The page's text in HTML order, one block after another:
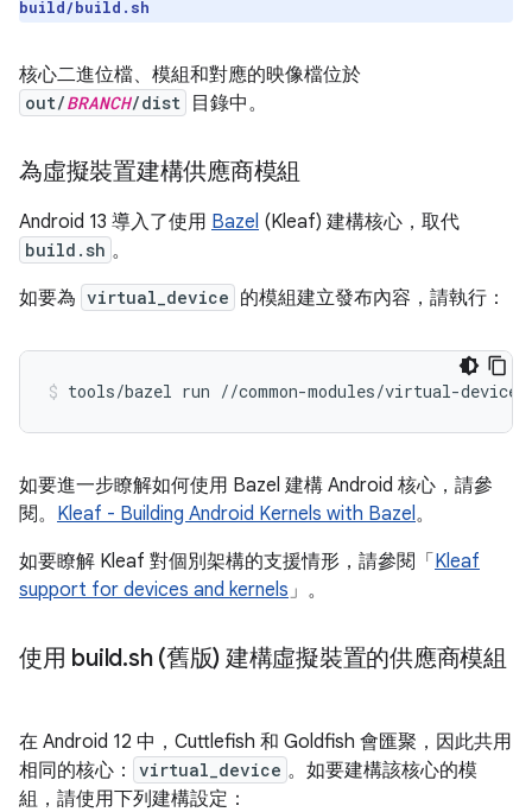
build/build.sh
核心二進位檔、模組和對應的映像檔位於
out/BRANCH/dist 目錄中。
為虛擬裝置建構供應商模組
Android 13 導入了使用 Bazel (Kleaf) 建構核心，取代
build.sh 。
如要為 virtual_device 的模組建立發布內容，請執行：
tools/bazel run //common-modules/virtual-
如要進一步瞭解如何使用 Bazel 建構 Android 核心，請參
閱。 Kleaf - Building Android Kernels with Bazel。
如要瞭解 Kleaf 對個別架構的支援情形，請參閱「 Kleaf
support for devices and kernels」。
使用 build.sh (舊版) 建構虛擬裝置的供應商模組
在 Android 12 中，Cuttlefish 和 Goldfish 會匯聚，因此共用
相同的核心：
virtual_device 。如要建構該核心的模
組，請使用下列建構設定：